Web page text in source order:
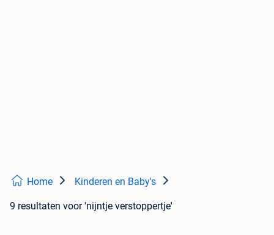
Home Kinderen en Baby's
9 resultaten voor 'nijntje verstoppertje'